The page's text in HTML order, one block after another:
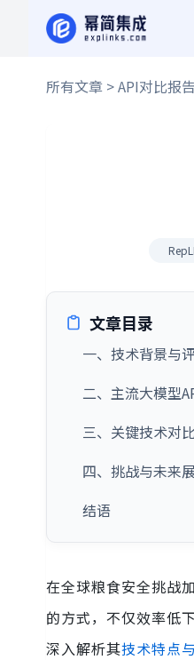
所有文章 >API对比报告
文章目录
一、技术背景与
二、主流大模型
三、关键技术对
四、挑战与未来
结语
在全球粮食安全挑战
的方式，不仅效率低
深入解析其技术特点